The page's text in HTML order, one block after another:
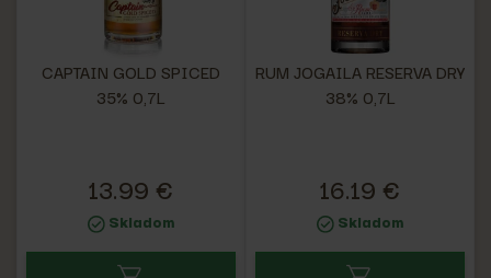
CAPTAIN GOLD SPICED
35% 0,7L
13.99 €
Skladom
RUM JOGAILA RESERVA DRY
38% 0,7L
16.19 €
Skladom